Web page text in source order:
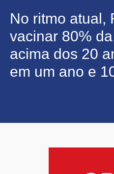
No ritmo atual,
vacinar 80%
acima dos 20
em um ano e